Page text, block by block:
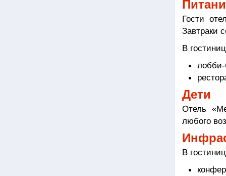
Гости
Завтраки
В
Дети
Отель
любого
В